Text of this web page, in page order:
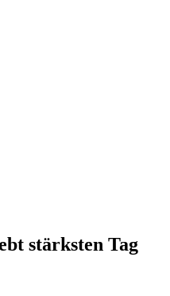
stärksten Tag